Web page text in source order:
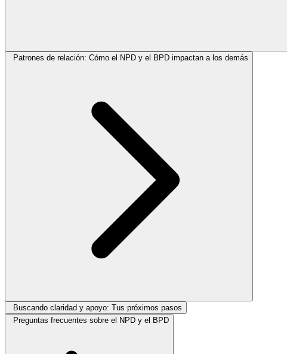
Patrones de relación: Cómo el NPD y el BPD impactan a los demás
Buscando claridad y apoyo: Tus próximos pasos
Preguntas frecuentes sobre el NPD y el BPD